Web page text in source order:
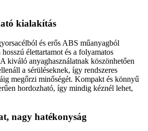
kialakítás
és erős ABS műanyagból
élettartamot és a folyamatos
kiváló anyaghasználatnak köszönhetően
a sérüléseknek, így rendszeres
megőrzi minőségét. Kompakt és könnyű
hordozható, így mindig kéznél lehet,
nagy hatékonyság